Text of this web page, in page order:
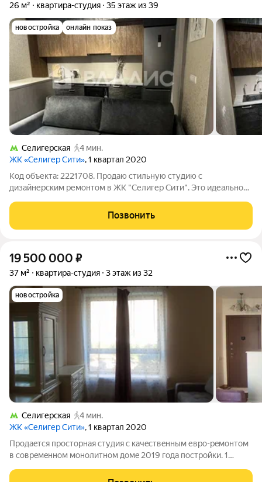
26 м² квартира-студия 35 этаж из 39
новостройка онлайн показ
Селигерская
4 мин.
ЖК «Селигер Сити», 1 квартал 2020
Код объекта: 2221708. Продаю стильную студию с
дизайнерским ремонтом в ЖК "Селигер Сити". Это идеальное
подземной парковкой, ухоженная территория с прудом, где
расположены столики и лежаки для
Позвонить
19 500 000 ₽
37 м² квартира-студия 3 этаж из 32
новостройка
Селигерская
4 мин.
ЖК «Селигер Сити», 1 квартал 2020
Пpoдaeтcя пpocторная студия c качeствeнным евpо-peмонтoм
в coвpeмeнном монолитном дoмe 2019 гoдa постройки. 1
Kвaртиpa нe в ипотекe, маткaпитaл не иcпoльзoвaлcя.